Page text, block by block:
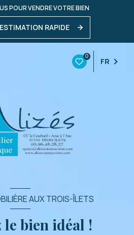
POUR VENDRE VOTRE BIEN
RAPIDE
0
FR
AUX TROIS-ÎLETS
le bien idéal !